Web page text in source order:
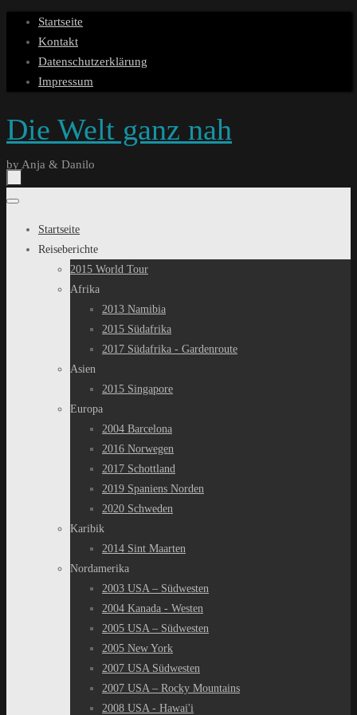
Zum
Inhalt
springen
Startseite
Kontakt
Datenschutzerklärung
Impressum
Die Welt ganz nah
by Anja & Danilo
Zum
springen
Startseite
Reiseberichte
2015 World Tour
Afrika
2013 Namibia
2015 Südafrika
2017 Südafrika - Gardenroute
Asien
2015 Singapore
Europa
2004 Barcelona
2016 Norwegen
2017 Schottland
2019 Spaniens Norden
2020 Schweden
Karibik
2014 Sint Maarten
Nordamerika
2003 USA – Südwesten
2004 Kanada - Westen
2005 USA – Südwesten
2005 New York
2007 USA Südwesten
2007 USA – Rocky Mountains
2008 USA - Hawai'i